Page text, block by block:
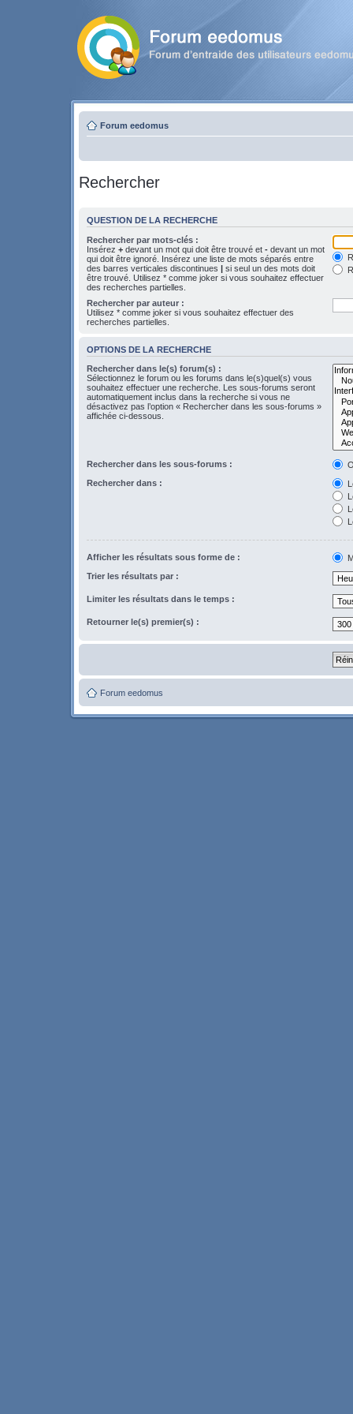
Forum eedomus
Rechercher
QUESTION DE LA RECHERCHE
Rechercher par mots-clés :
Insérez + devant un mot qui doit être trouvé et - devant un mot
qui doit être ignoré. Insérez une liste de mots séparés entre
des barres verticales discontinues | si seul un des mots doit
être trouvé. Utilisez * comme joker si vous souhaitez effectuer
des recherches partielles.
Rechercher par auteur :
Utilisez * comme joker si vous souhaitez effectuer des
recherches partielles.
OPTIONS DE LA RECHERCHE
Rechercher dans le(s) forum(s) :
Sélectionnez le forum ou les forums dans le(s)quel(s) vous
souhaitez effectuer une recherche. Les sous-forums seront
automatiquement inclus dans la recherche si vous ne
désactivez pas l’option « Rechercher dans les sous-forums »
affichée ci-dessous.
Rechercher dans les sous-forums :
Rechercher dans :
Afficher les résultats sous forme de :
Trier les résultats par :
Limiter les résultats dans le temps :
Retourner le(s) premier(s) :
Forum eedomus